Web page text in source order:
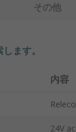
その他
ます。
内容
Releco
24V ac